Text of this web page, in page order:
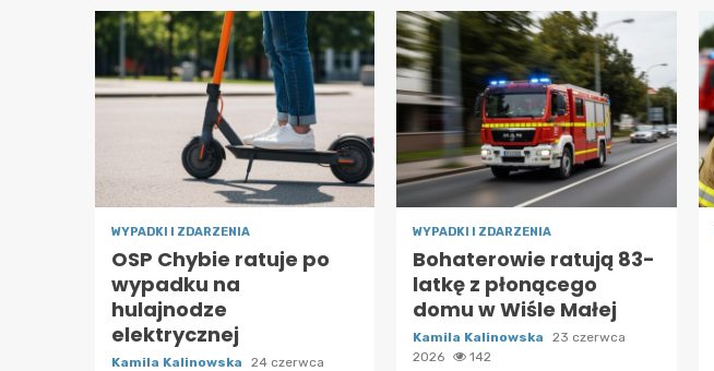
WYPADKI I ZDARZENIA
OSP Chybie ratuje po
wypadku na
hulajnodze
elektrycznej
Kamila Kalinowska
24 czerwca
WYPADKI I ZDARZENIA
Bohaterowie ratują 83-
latkę z płonącego
domu w Wiśle Małej
Kamila Kalinowska
23 czerwca
2026
142